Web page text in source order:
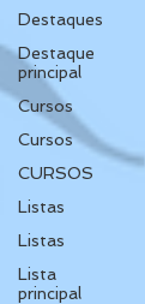
Destaques
Destaque
principal
Cursos
Cursos
CURSOS
Listas
Listas
Lista
principal